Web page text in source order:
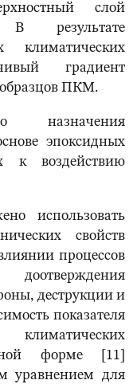
слой
В результате
климатических
градиент
образцов ПКМ.
назначения
эпоксидных
к воздействию
использовать
свойств
процессов
деструкции и
показателя
климатических
форме [11]
уравнением для